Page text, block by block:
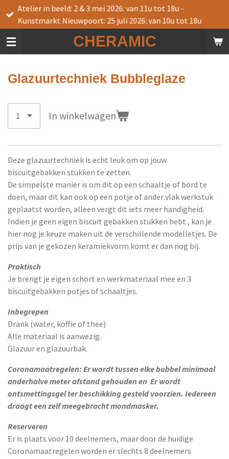
Ga
direct
de
CHERAMIC
Atelier in beeld: 2 & 3 mei 2026: van 11u tot 18u -
Kunstmarkt Nieuwpoort: 25 juli 2026: van 10u tot 18u
Glazuurtechniek Bubbleglaze
In winkelwagen
Deze glazuurtechniek is echt leuk om op jouw
biscuitgebakken stukken te zetten.
De simpelste manier is om dit op een schaaltje of bord te
doen, maar dit kan ook op een potje of ander vlak werkstuk
geplaatst worden, alleen vergt dit iets meer handigheid.
Indien je geen eigen biscuit gebakken stukken hebt , kan je
hier nog je keuze maken uit de verschillende modelletjes. De
prijs van je gekozen keramiekvorm komt er dan nog bij.
Praktisch
Je brengt je eigen schort en werkmateriaal mee en 3
biscuitgebakken potjes of schaaltjes.
Inbegrepen
Drank (water, koffie of thee)
Alle materiaal is aanwezig.
Glazuur en glazuurbak.
Coronamaatregelen: Er wordt tussen elke bubbel minimaal
anderhalve meter afstand gehouden en Er wordt
ontsmettingsgelter beschikking gesteld voorzien. Iedereen
draagt een zelf meegebracht mondmasker.
Reserveren
Er is plaats voor 10 deelnemers, maar door de huidige
Coronamaatregelen worden er slechts 8 deelnemers